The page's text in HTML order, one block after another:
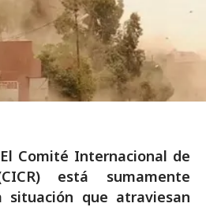
Comité Internacional de
está sumamente
situación que atraviesan